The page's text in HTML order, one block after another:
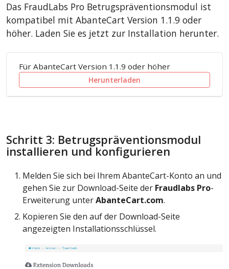
Das FraudLabs Pro Betrugspräventionsmodul ist
kompatibel mit AbanteCart Version 1.1.9 oder
höher. Laden Sie es jetzt zur Installation herunter.
Für AbanteCart Version 1.1.9 oder höher
Herunterladen
Schritt 3: Betrugspräventionsmodul
installieren und konfigurieren
Melden Sie sich bei Ihrem AbanteCart-Konto an und
gehen Sie zur Download-Seite der Fraudlabs Pro-
Erweiterung unterAbanteCart.com.
Kopieren Sie den auf der Download-Seite
angezeigten Installationsschlüssel.